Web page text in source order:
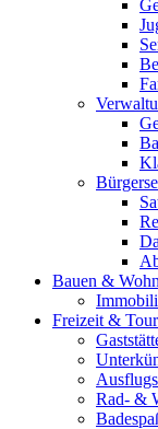
Bauen &
Freizeit &
Rad- &